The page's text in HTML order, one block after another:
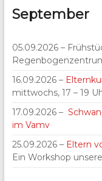
September
05.09.2026 –
16.09.2026 –
mittwochs, 17 – 19
17.09.2026 –
im Vamv
25.09.2026 – Eltern
Ein Workshop